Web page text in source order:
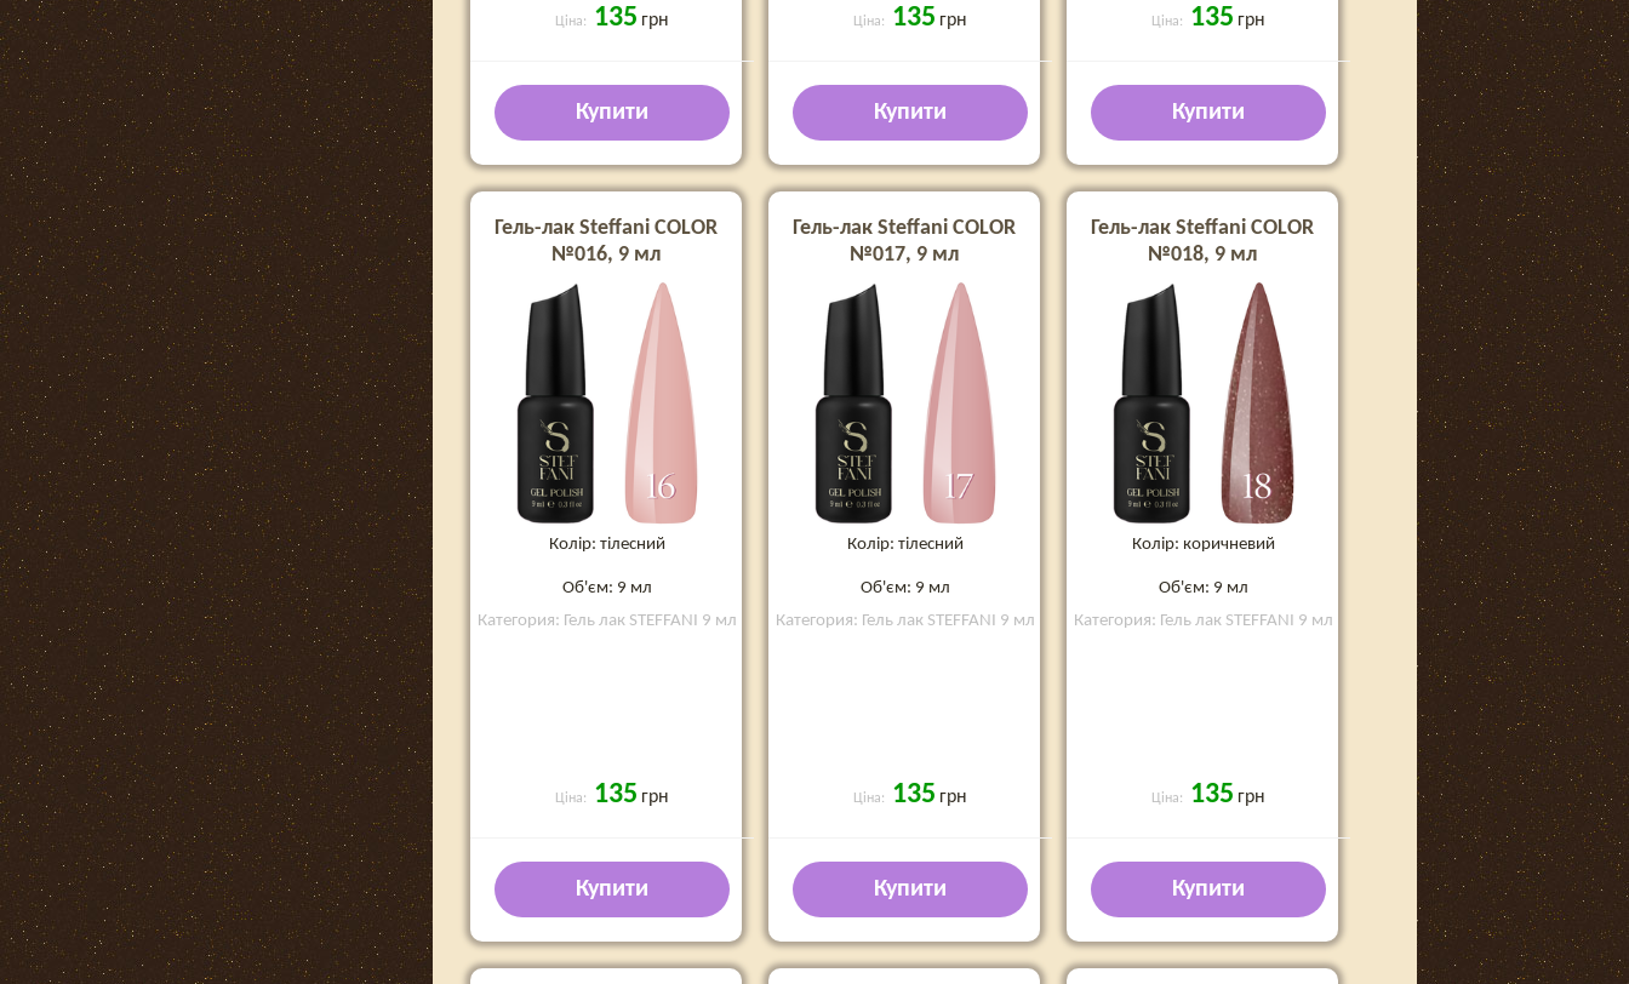
Ціна: 135 грн
Купити
Ціна: 135 грн
Купити
Ціна: 135 грн
Купити
Гель-лак Steffani COLOR
№016, 9 мл
Колір: тілесний
Об'єм: 9 мл
Категория: Гель лак STEFFANI 9 мл
Ціна: 135 грн
Купити
Гель-лак Steffani COLOR
№017, 9 мл
Колір: тілесний
Об'єм: 9 мл
Категория: Гель лак STEFFANI 9 мл
Ціна: 135 грн
Купити
Гель-лак Steffani COLOR
№018, 9 мл
Колір: коричневий
Об'єм: 9 мл
Категория: Гель лак STEFFANI 9 мл
Ціна: 135 грн
Купити